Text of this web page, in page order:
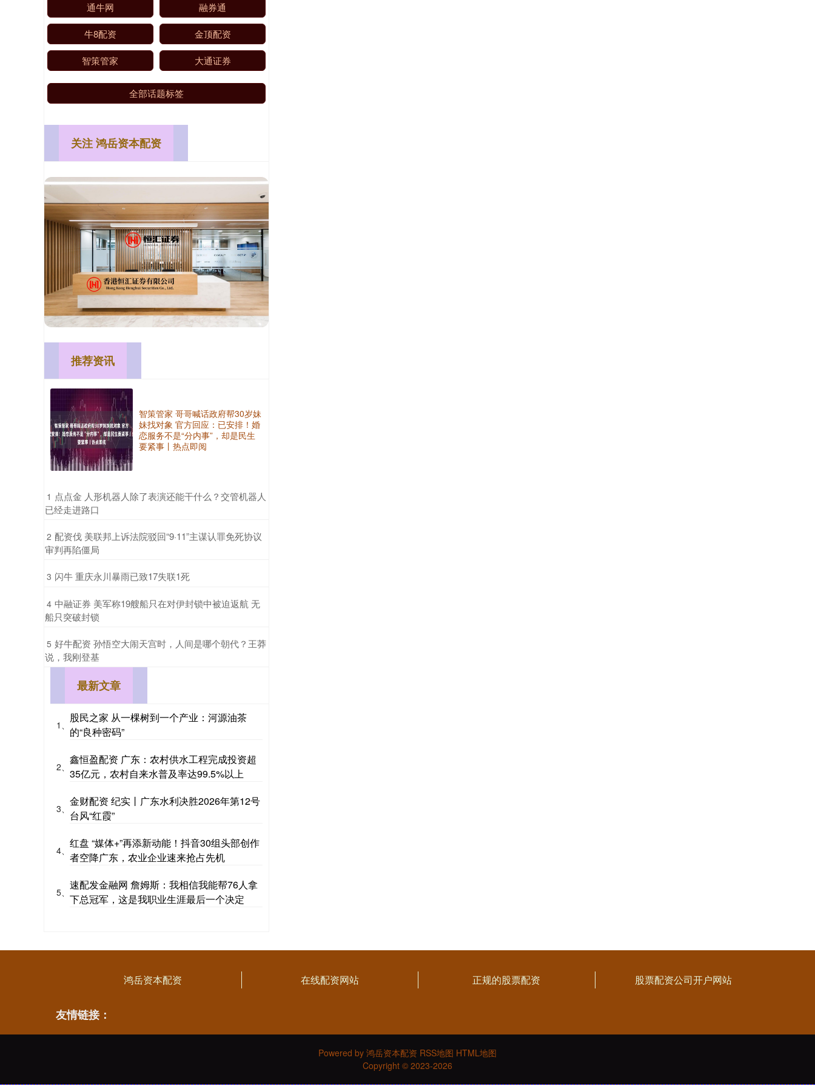
通牛网 融券通
牛8配资 金顶配资
智策管家 大通证券
全部话题标签
关注 鸿岳资本配资
推荐资讯
智策管家 哥哥喊话政府帮30岁妹
妹找对象 官方回应：已安排！婚
恋服务不是“分内事”，却是民生
要紧事丨热点即阅
1 ​点点金 人形机器人除了表演还能干什么？交管机器人
已经走进路口
2 ​配资伐 美联邦上诉法院驳回“9·11”主谋认罪免死协议
审判再陷僵局
3 ​闪牛 重庆永川暴雨已致17失联1死
4 ​中融证券 美军称19艘船只在对伊封锁中被迫返航 无
船只突破封锁
5 ​好牛配资 孙悟空大闹天宫时，人间是哪个朝代？王莽
说，我刚登基
最新文章
1、
股民之家 从一棵树到一个产业：河源油茶
的“良种密码”
2、
鑫恒盈配资 广东：农村供水工程完成投资超
35亿元，农村自来水普及率达99.5%以上
3、
金财配资 纪实丨广东水利决胜2026年第12号
台风“红霞”
4、
红盘 “媒体+”再添新动能！抖音30组头部创作
者空降广东，农业企业速来抢占先机
5、
速配发金融网 詹姆斯：我相信我能帮76人拿
下总冠军，这是我职业生涯最后一个决定
鸿岳资本配资 在线配资网站 正规的股票配资 股票配资公司开户网站
友情链接：
Powered by 鸿岳资本配资 RSS地图 HTML地图
Copyright © 2023-2026